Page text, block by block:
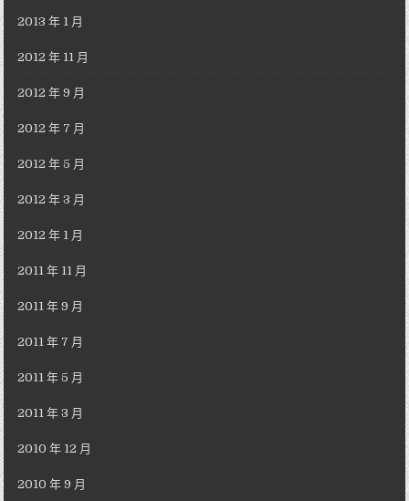
2013 年 1 月
2012 年 11 月
2012 年 9 月
2012 年 7 月
2012 年 5 月
2012 年 3 月
2012 年 1 月
2011 年 11 月
2011 年 9 月
2011 年 7 月
2011 年 5 月
2011 年 3 月
2010 年 12 月
2010 年 9 月